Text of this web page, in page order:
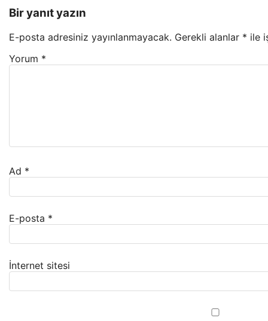
Bir yanıt yazın
E-posta adresiniz yayınlanmayacak. Gerekli alanlar * ile
Yorum *
Ad *
E-posta *
İnternet sitesi